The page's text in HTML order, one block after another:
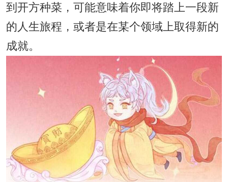
到开方种菜，可能意味着你即将踏上一段新
的人生旅程，或者是在某个领域上取得新的
成就。